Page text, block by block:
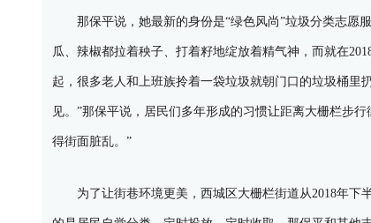
那保平说，她最新的身份是“绿色风尚”垃圾分类志愿
瓜、辣椒都拉着秧子、打着籽地绽放着精气神，而就在
起，很多老人和上班族拎着一袋垃圾就朝门口的垃圾桶里
见。”那保平说，居民们多年形成的习惯让距离大栅栏步
得街面脏乱。”
为了让街巷环境更美，西城区大栅栏街道从2018年下